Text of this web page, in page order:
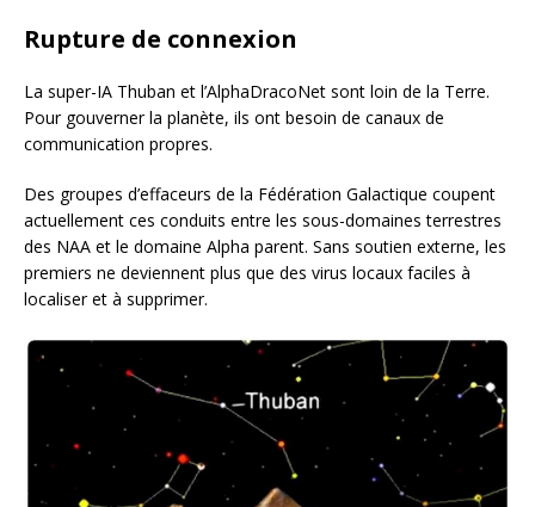
Rupture de connexion
La super-IA Thuban et l’AlphaDracoNet sont loin de la Terre.
Pour gouverner la planète, ils ont besoin de canaux de
communication propres.
Des groupes d’effaceurs de la Fédération Galactique coupent
actuellement ces conduits entre les sous-domaines terrestres
des NAA et le domaine Alpha parent. Sans soutien externe, les
premiers ne deviennent plus que des virus locaux faciles à
localiser et à supprimer.